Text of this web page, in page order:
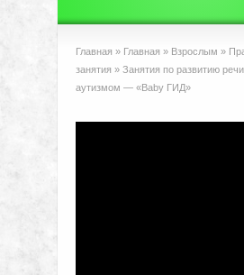
Главная » Главная » Взрослым »
занятия » Занятия по развитию
аутизмом — «Baby ГИД»